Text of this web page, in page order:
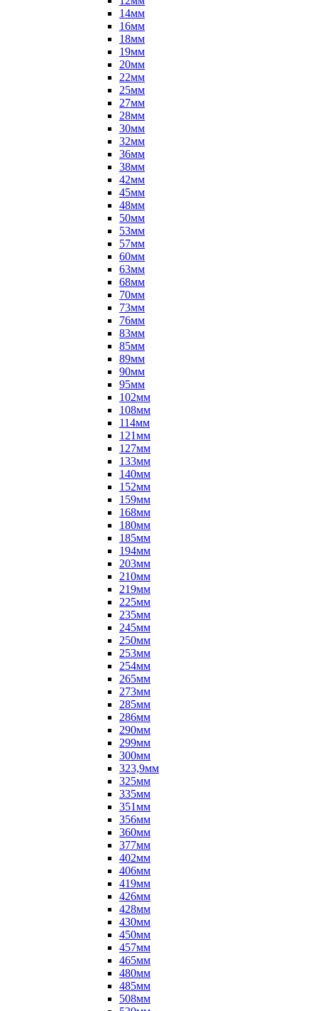
14мм
16мм
18мм
19мм
20мм
22мм
25мм
27мм
28мм
30мм
32мм
36мм
38мм
42мм
45мм
48мм
50мм
53мм
57мм
60мм
63мм
68мм
70мм
73мм
76мм
83мм
85мм
89мм
90мм
95мм
102мм
108мм
114мм
121мм
127мм
133мм
140мм
152мм
159мм
168мм
180мм
185мм
194мм
203мм
210мм
219мм
225мм
235мм
245мм
250мм
253мм
254мм
265мм
273мм
285мм
286мм
290мм
299мм
300мм
323,9мм
325мм
335мм
351мм
356мм
360мм
377мм
402мм
406мм
419мм
426мм
428мм
430мм
450мм
457мм
465мм
480мм
485мм
508мм